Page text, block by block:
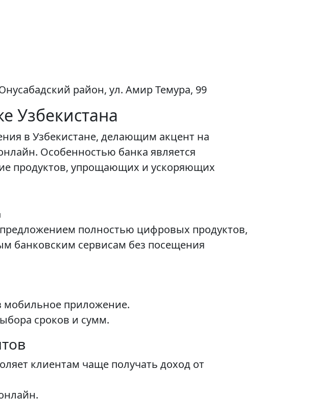
район, ул. Амир Темура, 99
Узбекистана
в Узбекистане, делающим акцент на
Особенностью банка является
продуктов, упрощающих и ускоряющих
полностью цифровых продуктов,
банковским сервисам без посещения
мобильное приложение.
сроков и сумм.
клиентам чаще получать доход от